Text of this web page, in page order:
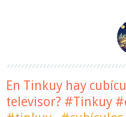
En Tinkuy hay
televisor? #Tinkuy